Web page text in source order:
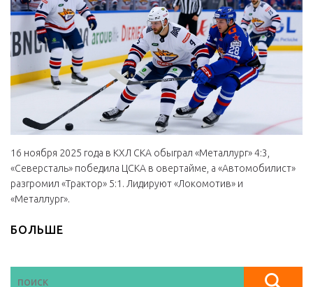
16 ноября 2025 года в КХЛ СКА обыграл «Металлург» 4:3,
«Северсталь» победила ЦСКА в овертайме, а «Автомобилист»
разгромил «Трактор» 5:1. Лидируют «Локомотив» и
«Металлург».
БОЛЬШЕ